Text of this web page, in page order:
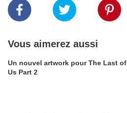
Vous aimerez aussi
Un nouvel artwork pour The Last of
Us Part 2